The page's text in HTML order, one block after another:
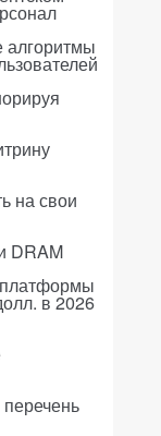
алгоритмы
на свои
DRAM
в 2026